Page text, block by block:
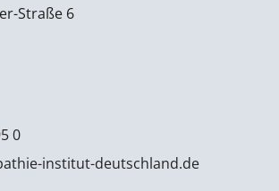
Straße 6
0
institut-deutschland.de